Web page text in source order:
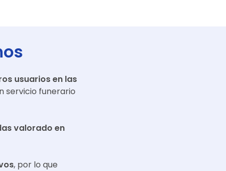
usuarios en las
servicio funerario
valorado en
, por lo que